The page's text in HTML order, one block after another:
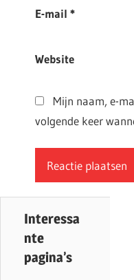
E-mail *
Website
Mijn naam, e-
volgende keer
Interessa
nte
pagina’s